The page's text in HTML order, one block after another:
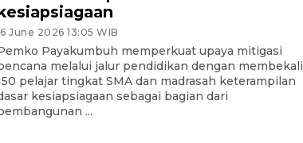
June 2026 13:05 WIB
Payakumbuh memperkuat upaya mitigasi
melalui jalur pendidikan dengan membekali
pelajar tingkat SMA dan madrasah keterampilan
kesiapsiagaan sebagai bagian dari
...
Penyelesaian pembentukan